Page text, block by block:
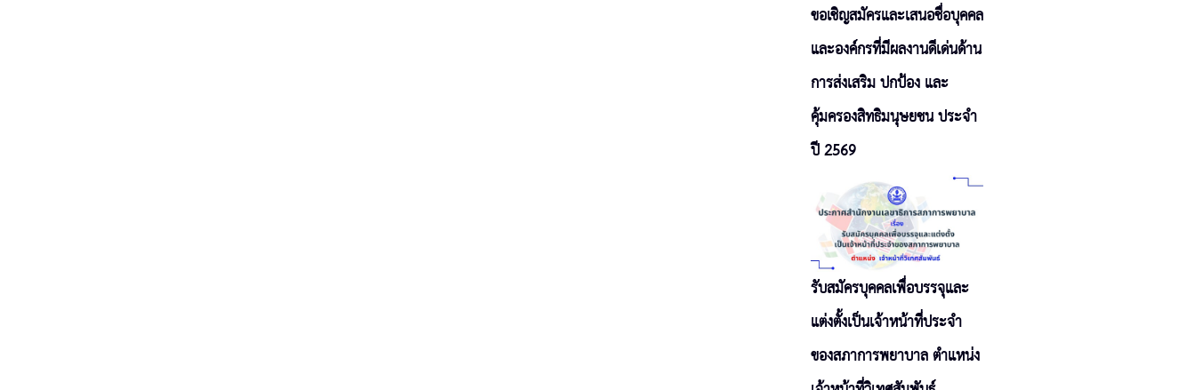
ขอเชิญสมัครและเสนอชื่อบุคคล
และองค์กรที่มีผลงานดีเด่นด้าน
การส่งเสริม ปกป้อง และ
คุ้มครองสิทธิมนุษยชน ประจำ
ปี 2569
รับสมัครบุคคลเพื่อบรรจุและ
แต่งตั้งเป็นเจ้าหน้าที่ประจำ
ของสภาการพยาบาล ตำแหน่ง